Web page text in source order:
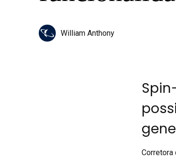
William Anthony